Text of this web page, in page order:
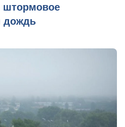
штормовое
дождь